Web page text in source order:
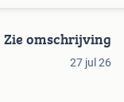
Zie omschrijving
27 jul 26